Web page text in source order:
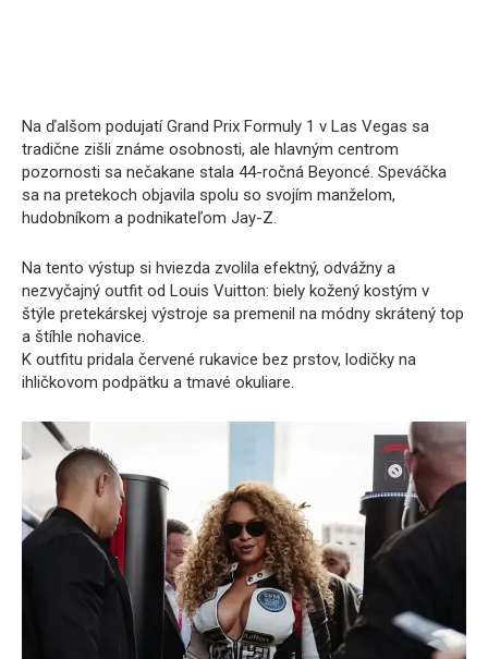
Na ďalšom podujatí Grand Prix Formuly 1 v Las Vegas sa
tradične zišli známe osobnosti, ale hlavným centrom
pozornosti sa nečakane stala 44-ročná Beyoncé. Speváčka
sa na pretekoch objavila spolu so svojím manželom,
hudobníkom a podnikateľom Jay-Z.
Na tento výstup si hviezda zvolila efektný, odvážny a
nezvyčajný outfit od Louis Vuitton: biely kožený kostým v
štýle pretekárskej výstroje sa premenil na módny skrátený top
a štíhle nohavice.
K outfitu pridala červené rukavice bez prstov, lodičky na
ihličkovom podpätku a tmavé okuliare.